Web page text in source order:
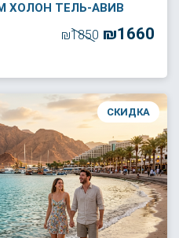
ХОЛОН ТЕЛЬ-АВИВ
₪1850 ₪1660
СКИДКА